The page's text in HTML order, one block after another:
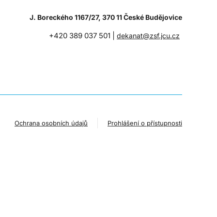
J. Boreckého 1167/27, 370 11 České Budějovice
+420 389 037 501 |dekanat@zsf.jcu.cz
Ochrana osobních údajů Prohlášení o přístupnosti